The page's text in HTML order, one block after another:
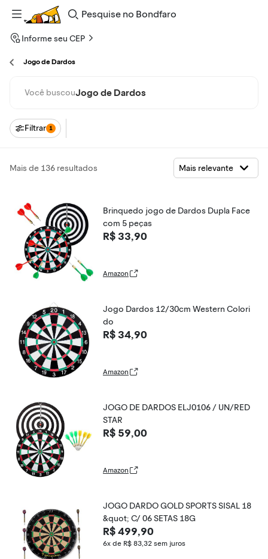
Pesquise
Bondfaro
Informe seu CEP
Jogo de Dardos
Você buscouJogo de Dardos
Filtrar 1
Mais de 136 resultados
Brinquedo jogo de Dardos Dupla Face
com 5 peças
R$ 33,90
Amazon
Jogo Dardos 12/30cm Western Colori
do
R$ 34,90
Amazon
JOGO DE DARDOS ELJ0106 / UN/RED
STAR
R$ 59,00
Amazon
JOGO DARDO GOLD SPORTS SISAL 18
&quot; C/ 06 SETAS 18G
R$ 499,90
6x de R$ 83,32 sem juros